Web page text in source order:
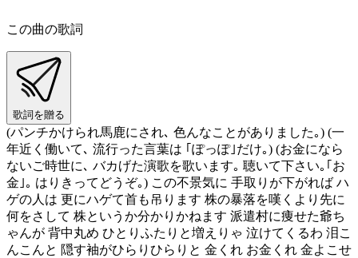
この曲の歌詞
歌詞を贈る
(パンチかけられ馬鹿にされ､ 色んなことがありました｡) (一
年近く働いて､ 流行った言葉は ｢ぽっぽ｣だけ｡) (お金になら
ないご時世に､ バカげた演歌を歌います｡ 聴いて下さい｡｢お
金｣｡ はりきってどうぞ｡) この不景気に 手取りが下がれば ハ
ゲの人は 更にハゲて首も吊ります 株の暴落を嘆くより先に
何をさして 株というか分かりかねます 派遣村に痩せた爺ち
ゃんが 背中丸め ひとりふたりと増えりゃ 泣けてくるわ 泪こ
んこんと 隠す袖がひらりひらりと 金くれ お金くれ 金よこせ